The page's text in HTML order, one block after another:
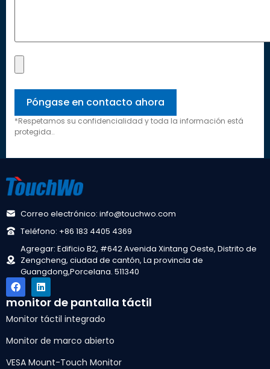
*Respetamos su confidencialidad y toda la información está
protegida..
Correo electrónico: info@touchwo.com
Teléfono: +86 183 4405 4369
Agregar: Edificio B2, #642 Avenida Xintang Oeste, Distrito de
Zengcheng, ciudad de cantón, La provincia de
Guangdong,Porcelana. 511340
monitor de pantalla táctil
Monitor táctil integrado
Monitor de marco abierto
VESA Mount-Touch Monitor